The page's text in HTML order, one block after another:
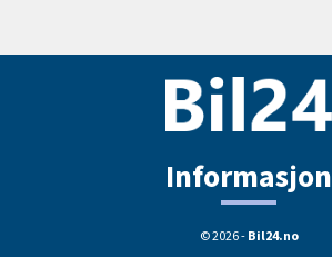
Informasjon
© 2026 -Bil24.no